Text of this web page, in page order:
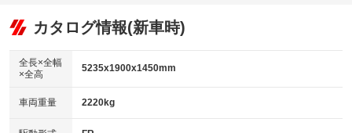
リフトアップ
：装備なし
：装備なし
パワーウィンドウ
アイドリングストップ
：装備あり
ビジュアル
：装備なし
：装備あり
革シート
キーレス
カタログ情報(新車時)
全長×全幅
×全高
5235x1900x1450mm
車両重量 2220kg